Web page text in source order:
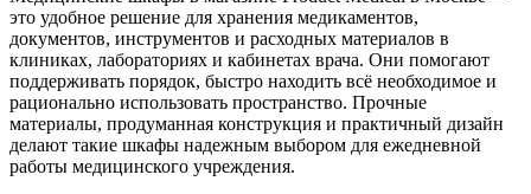
это удобное решение для хранения медикаментов,
документов, инструментов и расходных материалов в
клиниках, лабораториях и кабинетах врача. Они помогают
поддерживать порядок, быстро находить всё необходимое и
рационально использовать пространство. Прочные
материалы, продуманная конструкция и практичный дизайн
делают такие шкафы надежным выбором для ежедневной
работы медицинского учреждения.